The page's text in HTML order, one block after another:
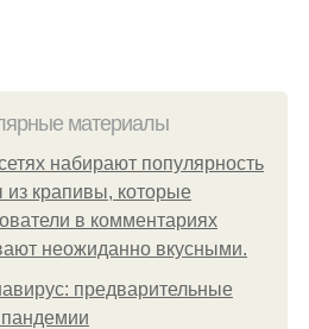
материалы
набирают популярность
из крапивы, которые
в комментариях
неожиданно вкусными.
предварительные
пандемии